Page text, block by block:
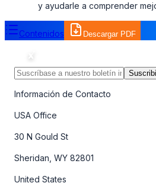
y ayudarle a comprender
Contenidos Descargar PDF
Información de Contacto
USA Office
30 N Gould St
Sheridan, WY 82801
United States